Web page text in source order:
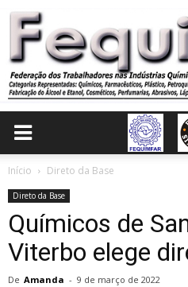
Início Direto da Base
Direto da Base
Químicos de
Viterbo elege
De Amanda - 9 de março de 2022